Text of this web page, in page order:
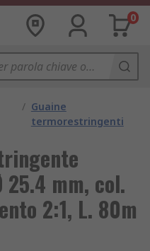
0
/ Guaine
termorestringenti
25.4 mm, col.
2:1, L. 80m